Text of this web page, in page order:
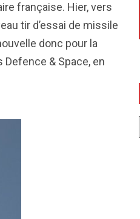
française. Hier, vers
tir d’essai de missile
donc pour la
& Space, en